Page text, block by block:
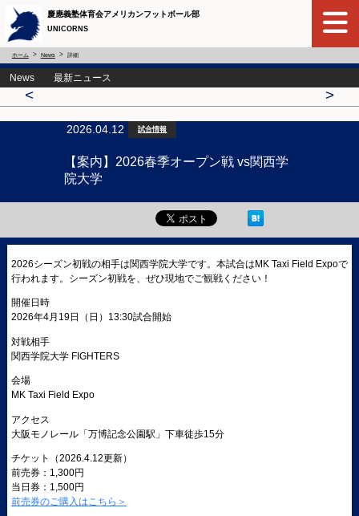
慶應義塾体育会アメリカンフットボール部
UNICORNS
ホーム News 詳細
News 最新ニュース
< >
2026.04.12 試合情報
【案内】2026春季オープン戦 vs関西学
院大学
2026シーズン初戦の相手は関西学院大学です。本試合はMK Taxi Field Expoで
行われます。シーズン初戦を、ぜひ現地でご観戦ください！
開催日時
2026年4月19日（日）13:30試合開始
対戦相手
関西学院大学 FIGHTERS
会場
MK Taxi Field Expo
アクセス
大阪モノレール「万博記念公園駅」下車徒歩15分
チケット（2026.4.12更新）
前売券：1,300円
当日券：1,500円
前売券のご購入はこちら＞